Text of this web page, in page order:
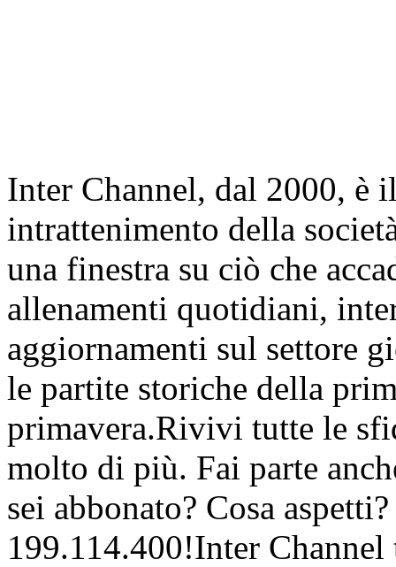
Inter Channel, dal 2000, è
intrattenimento della
una finestra su ciò che
allenamenti quotidiani,
aggiornamenti sul settore
le partite storiche della
primavera.Rivivi tutte le
molto di più. Fai parte
sei abbonato? Cosa
199.114.400!Inter Channel